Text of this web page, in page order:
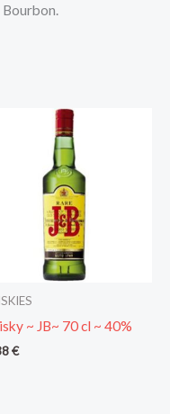
Bourbon.
~ JB~ 70 cl ~ 40%
€